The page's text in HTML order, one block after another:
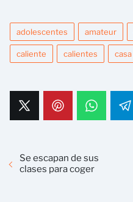
adolescentes amateur
caliente calientes casa
Se escapan de sus
clases para coger